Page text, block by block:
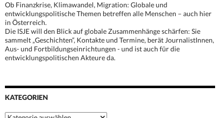
Ob Finanzkrise, Klimawandel, Migration: Globale und
entwicklungspolitische Themen betreffen alle Menschen – auch hier
in Österreich.
Die ISJE will den Blick auf globale Zusammenhänge schärfen: Sie
sammelt „Geschichten“, Kontakte und Termine, berät JournalistInnen,
Aus- und Fortbildungseinrichtungen - und ist auch für die
entwicklungspolitischen Akteure da.
KATEGORIEN
Kategorien